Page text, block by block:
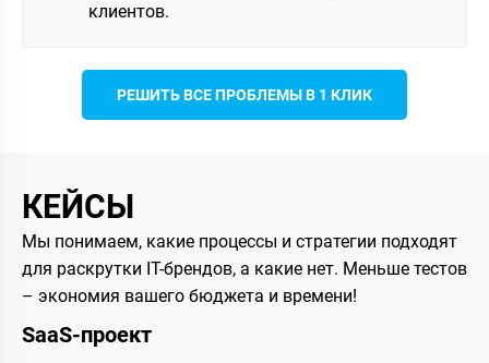
клиентов.
РЕШИТЬ ВСЕ ПРОБЛЕМЫ В 1 КЛИК
КЕЙСЫ
Мы понимаем, какие процессы и стратегии подходят
для раскрутки IT-брендов, а какие нет. Меньше тестов
– экономия вашего бюджета и времени!
SaaS-проект